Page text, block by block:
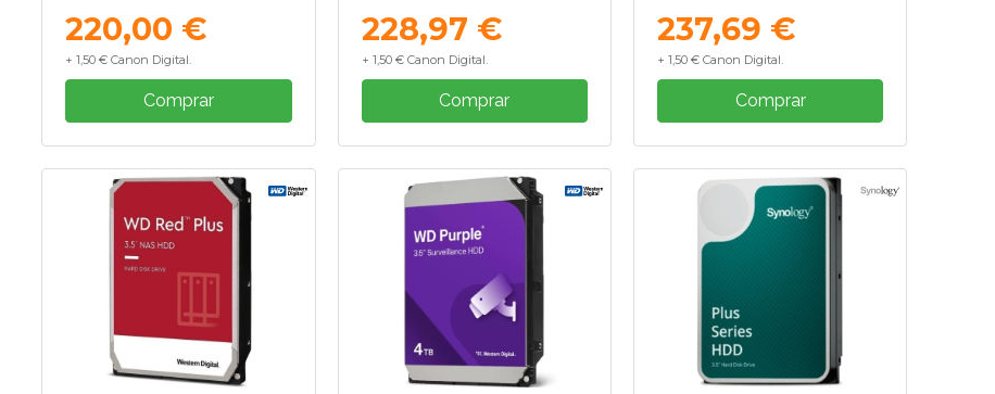
220,00 €
+ 1,50 € Canon Digital.
Comprar
228,97 €
+ 1,50 € Canon Digital.
Comprar
237,69 €
+ 1,50 € Canon Digital.
Comprar